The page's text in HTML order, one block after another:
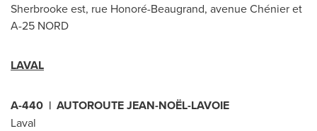
Sherbrookeest, rue Honoré-Beaugrand, avenue Chénier et
A-25 NORD
LAVAL
A-440 | AUTOROUTE JEAN-NOËL-LAVOIE
Laval